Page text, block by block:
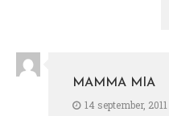
MAMMA MIA
14 september, 2011